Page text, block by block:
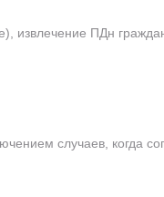
извлечение ПДн
случаев, когда